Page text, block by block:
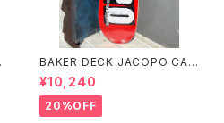
BAKER DECK JACOPO CAR
OZZI BRAND LOGO 8.25 ベ
イカー デッキ ジェイコープ ブ
ランド ロゴ スケートボード
スケボー
¥10,240
20%OFF